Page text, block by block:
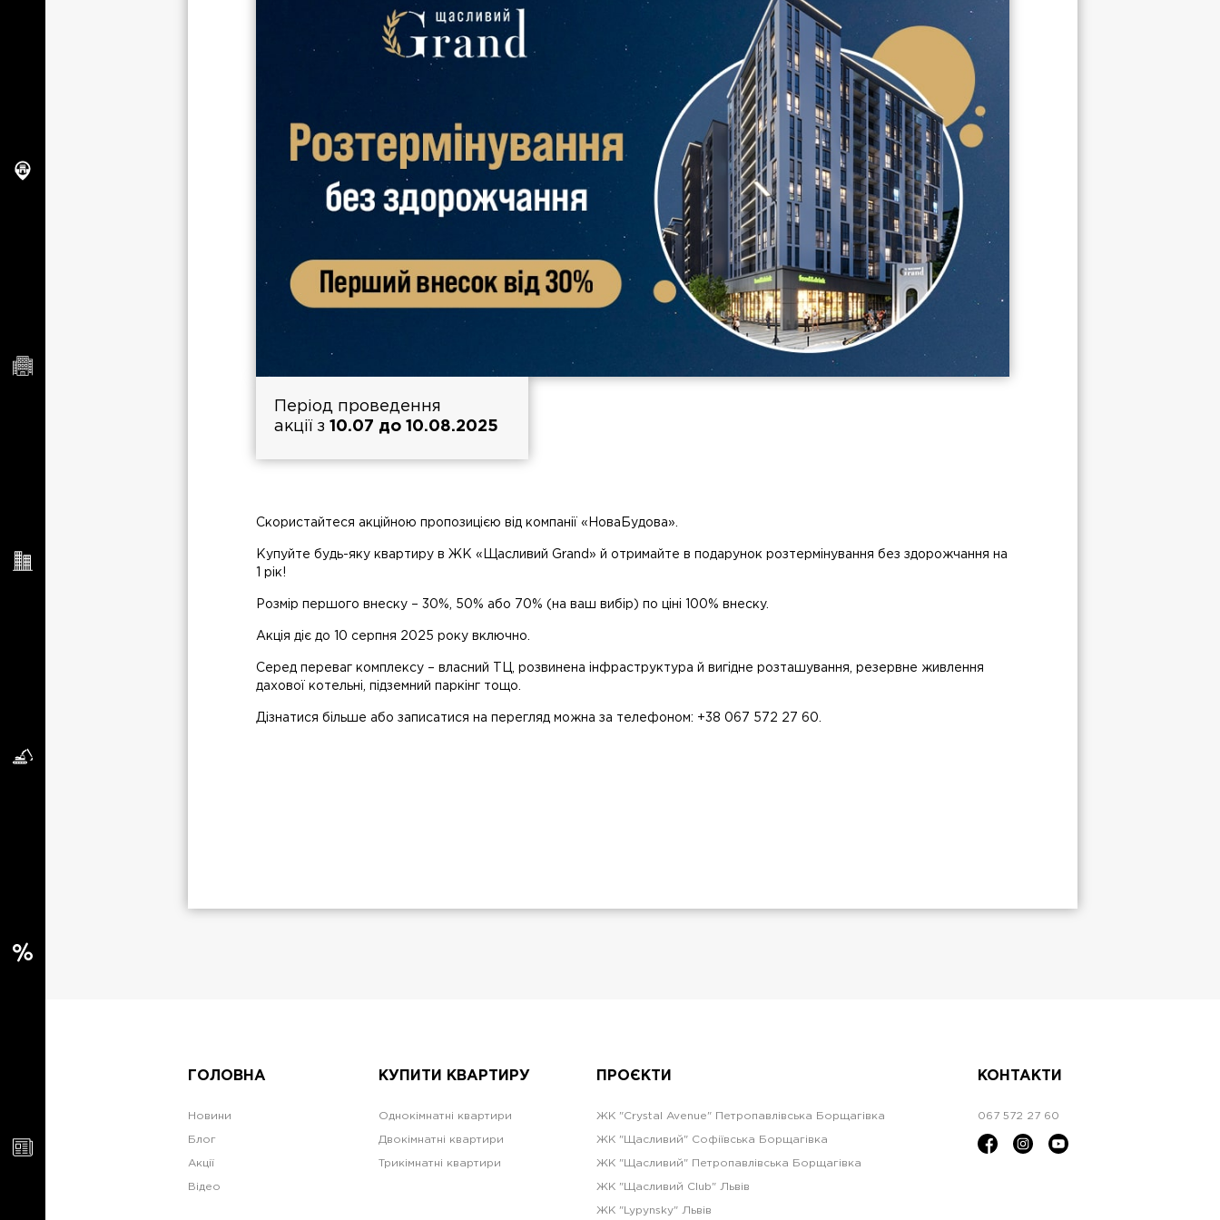
Період проведення
акції з 10.07 до 10.08.2025
Скористайтеся акційною пропозицією від компанії «НоваБудова».
Купуйте будь-яку квартиру в ЖК «Щасливий Grand» й отримайте в подарунок розтермінування без здорожчання на
1 рік!
Розмір першого внеску – 30%, 50% або 70% (на ваш вибір) по ціні 100% внеску.
Акція діє до 10 серпня 2025 року включно.
Серед переваг комплексу – власний ТЦ, розвинена інфраструктура й вигідне розташування, резервне живлення
дахової котельні, підземний паркінг тощо.
Дізнатися більше або записатися на перегляд можна за телефоном: +38 067 572 27 60.
ГОЛОВНА
Новини
Блог
Акції
Відео
КУПИТИ КВАРТИРУ
Однокімнатні квартири
Двокімнатні квартири
Трикімнатні квартири
ПРОЄКТИ
ЖК "Crystal Avenue" Петропавлівська Борщагівка
ЖК "Щасливий" Софіївська Борщагівка
ЖК "Щасливий" Петропавлівська Борщагівка
ЖК "Щасливий Club" Львів
ЖК "Lypynsky" Львів
КОНТАКТИ
067 572 27 60